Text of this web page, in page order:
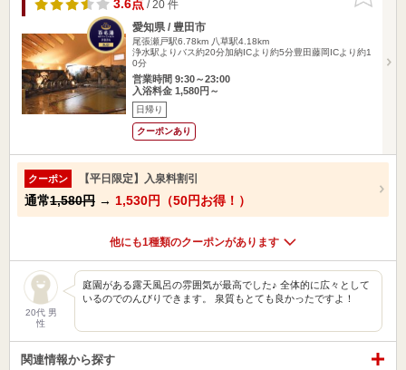
3.6点/ 20 件
愛知県 / 豊田市
尾張瀬戸駅6.78km 八草駅4.18km
浄水駅よりバス約20分加納ICより約5分豊田藤岡ICより約1
0分
営業時間 9:30～23:00
入浴料金 1,580円～
日帰り
クーポンあり
クーポン 【平日限定】入泉料割引
通常1,580円 → 1,530円（50円お得！）
他にも1種類のクーポンがあります
20代 男
性
庭園がある露天風呂の雰囲気が最高でした♪ 全体的に広々として
いるのでのんびりできます。 泉質もとても良かったですよ！
関連情報から探す